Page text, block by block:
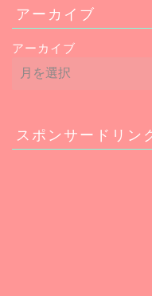
アーカイブ
アーカイブ
スポンサードリン